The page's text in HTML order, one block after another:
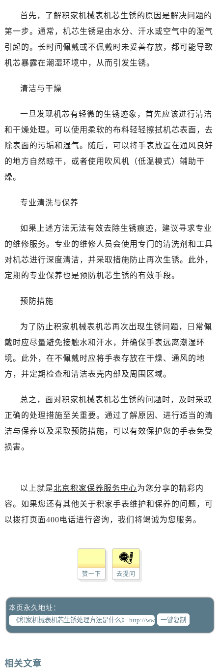
首先，了解积家机械表机芯生锈的原因是解决问题的
第一步。通常，机芯生锈是由水分、汗水或空气中的湿气
引起的。长时间佩戴或不佩戴时未妥善存放，都可能导致
机芯暴露在潮湿环境中，从而引发生锈。
清洁与干燥
一旦发现机芯有轻微的生锈迹象，首先应该进行清洁
和干燥处理。可以使用柔软的布料轻轻擦拭机芯表面，去
除表面的污垢和湿气。随后，可以将手表放置在通风良好
的地方自然晾干，或者使用吹风机（低温模式）辅助干
燥。
专业清洗与保养
如果上述方法无法有效去除生锈痕迹，建议寻求专业
的维修服务。专业的维修人员会使用专门的清洗剂和工具
对机芯进行深度清洁，并采取措施防止再次生锈。此外，
定期的专业保养也是预防机芯生锈的有效手段。
预防措施
为了防止积家机械表机芯再次出现生锈问题，日常佩
戴时应尽量避免接触水和汗水，并确保手表远离潮湿环
境。此外，在不佩戴时应将手表存放在干燥、通风的地
方，并定期检查和清洁表壳内部及周围区域。
总之，面对积家机械表机芯生锈的问题时，及时采取
正确的处理措施至关重要。通过了解原因、进行适当的清
洁与保养以及采取预防措施，可以有效保护您的手表免受
损害。
以上就是北京积家保养服务中心为您分享的精彩内
容。如果您还有其他关于积家手表维护和保养的问题，可
以拨打页面400电话进行咨询，我们将竭诚为您服务。
赞一下 去提问
本页永久地址：
一键复制
相关文章